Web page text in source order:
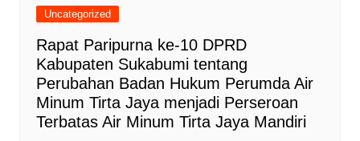
Uncategorized
Rapat Paripurna ke-10 DPRD
Kabupaten Sukabumi tentang
Perubahan Badan Hukum Perumda Air
Minum Tirta Jaya menjadi Perseroan
Terbatas Air Minum Tirta Jaya Mandiri